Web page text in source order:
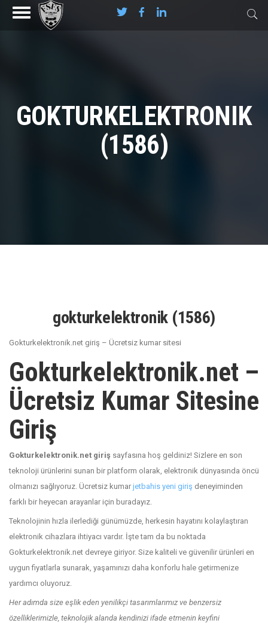
GOKTURKELEKTRONIK
(1586)
gokturkelektronik (1586)
Gokturkelektronik.net giriş – Ücretsiz kumar sitesi
Gokturkelektronik.net –
Ücretsiz Kumar Sitesine
Giriş
Gokturkelektronik.net giriş sayfasına hoş geldiniz! Sizlere en son
teknoloji ürünlerini sunan bir platform olarak, elektronik dünyasında öncü
olmanızı sağlıyoruz. Ücretsiz kumar jetbahis yeni giriş deneyiminden
farklı bir heyecan arayanlar için buradayız.
Teknolojinin hızla ilerlediği günümüzde, herkesin hayatını kolaylaştıran
elektronik cihazlara ihtiyacı vardır. İşte tam da bu noktada
Gokturkelektronik.net devreye giriyor. Size kaliteli ve güvenilir ürünleri en
uygun fiyatlarla sunarak, yaşamınızı daha konforlu hale getirmenize
yardımcı oluyoruz.
Her adımda size eşlik eden yenilikçi tasarımlarımız ve benzersiz
özelliklerimizle, teknolojik alanda kendinizi ifade etmenin keyfini